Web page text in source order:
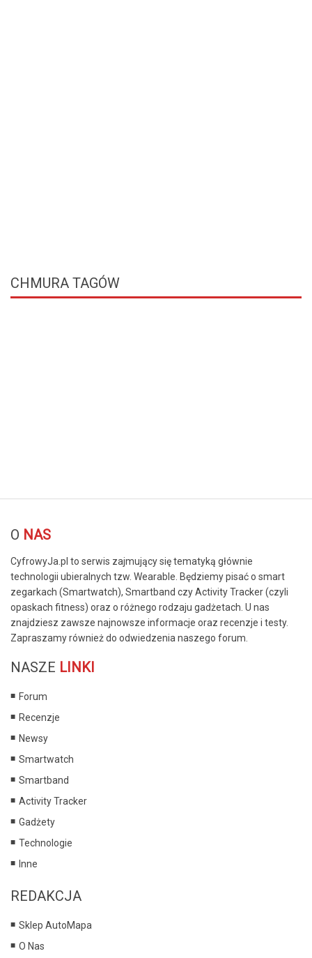
CHMURA TAGÓW
O NAS
CyfrowyJa.pl to serwis zajmujący się tematyką głównie
technologii ubieralnych tzw. Wearable. Będziemy pisać o smart
zegarkach (Smartwatch), Smartband czy Activity Tracker (czyli
opaskach fitness) oraz o różnego rodzaju gadżetach. U nas
znajdziesz zawsze najnowsze informacje oraz recenzje i testy.
Zapraszamy również do odwiedzenia naszego forum.
NASZE LINKI
Forum
Recenzje
Newsy
Smartwatch
Smartband
Activity Tracker
Gadżety
Technologie
Inne
REDAKCJA
Sklep AutoMapa
O Nas